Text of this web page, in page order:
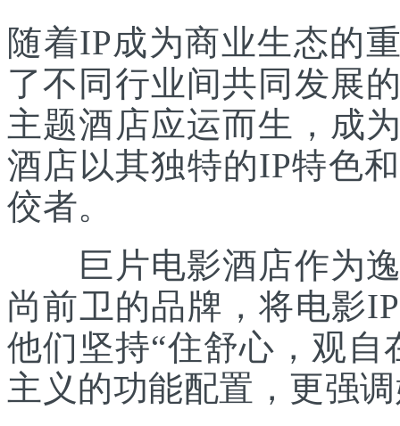
随着IP成为商业生态的
了不同行业间共同发展
主题酒店应运而生，成
酒店以其独特的IP特色
佼者。
巨片电影酒店作为逸
尚前卫的品牌，将电影
他们坚持“住舒心，观
主义的功能配置，更强